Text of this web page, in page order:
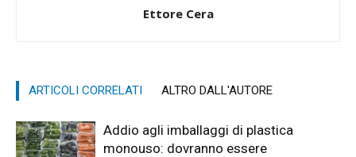
Ettore Cera
ARTICOLI CORRELATI ALTRO DALL'AUTORE
Addio agli imballaggi di plastica
monouso: dovranno essere